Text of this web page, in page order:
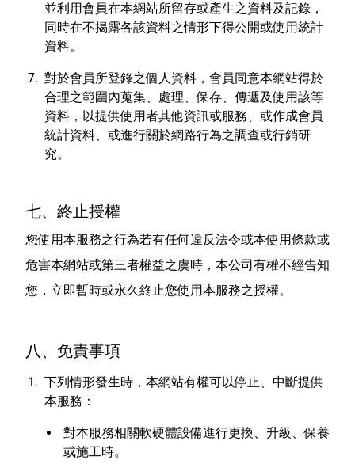
並利用會員在本網站所留存或產生之資料及記錄，
同時在不揭露各該資料之情形下得公開或使用統計
資料。
對於會員所登錄之個人資料，會員同意本網站得於
合理之範圍內蒐集、處理、保存、傳遞及使用該等
資料，以提供使用者其他資訊或服務、或作成會員
統計資料、或進行關於網路行為之調查或行銷研
究。
七、終止授權
您使用本服務之行為若有任何違反法令或本使用條款或
危害本網站或第三者權益之虞時，本公司有權不經告知
您，立即暫時或永久終止您使用本服務之授權。
八、免責事項
下列情形發生時，本網站有權可以停止、中斷提供
本服務：
對本服務相關軟硬體設備進行更換、升級、保養
或施工時。